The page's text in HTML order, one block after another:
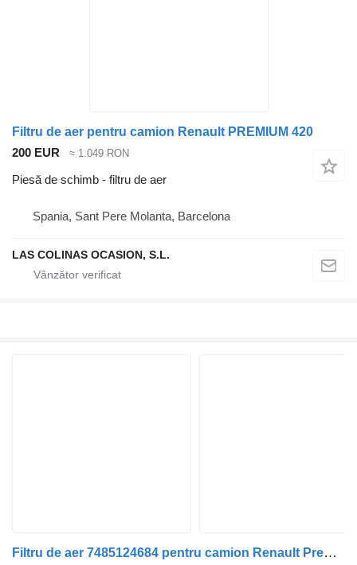
Filtru de aer pentru camion Renault PREMIUM 420
200 EUR
≈ 1.049 RON
Piesă de schimb - filtru de aer
Spania, Sant Pere Molanta, Barcelona
LAS COLINAS OCASION, S.L.
Filtru de aer 7485124684 pentru camion Renault Premium 420.18